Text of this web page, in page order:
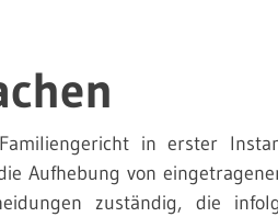
in erster
Aufhebung von
zuständig, die